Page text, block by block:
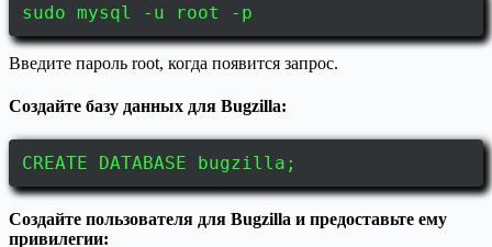
sudo mysql -u root -p
Введите пароль root, когда появится запрос.
Создайте базу данных для Bugzilla:
CREATE DATABASE bugzilla;
Создайте пользователя для Bugzilla и предоставьте ему
привилегии: